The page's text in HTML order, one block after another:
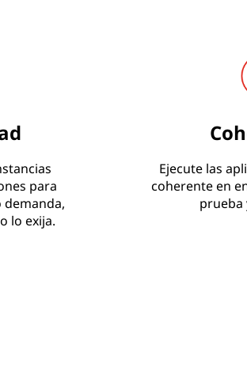
para
lo exija.
Ejecute las
coherente en
prueba